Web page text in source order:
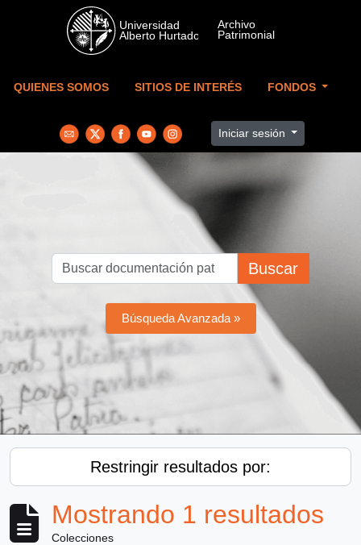
Skip to main content
QUIENES SOMOS SITIOS DE INTERÉS FONDOS
Iniciar sesión
Buscar
Búsqueda Avanzada »
Restringir resultados por:
Mostrando 1 resultados
Colecciones